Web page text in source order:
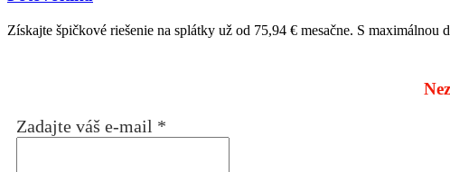
Získajte špičkové riešenie na splátky už od 75,94 € mesačne. S
Zadajte váš e-mail *